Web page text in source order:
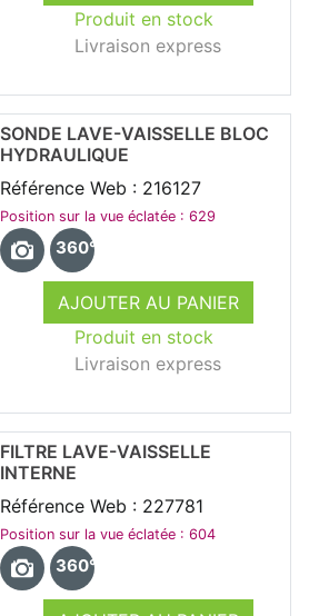
Produit en stock
Livraison express
AJOUTER AU PANIER
Produit en stock
Livraison express
SONDE LAVE-VAISSELLE BLOC
HYDRAULIQUE
Référence Web : 216127
Position sur la vue éclatée : 629
360°
FILTRE LAVE-VAISSELLE
INTERNE
Référence Web : 227781
Position sur la vue éclatée : 604
360°